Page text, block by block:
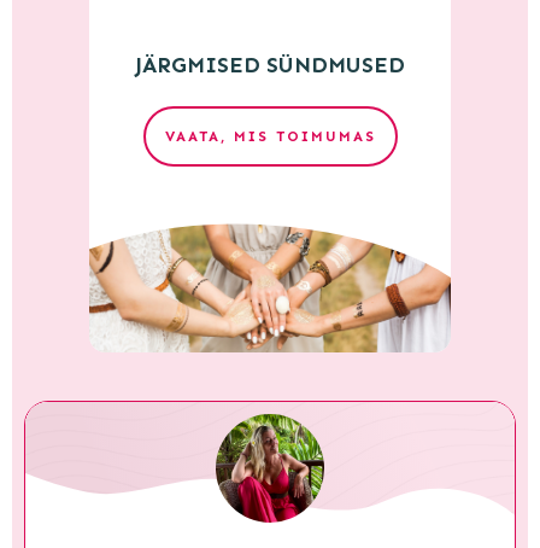
JÄRGMISED SÜNDMUSED
VAATA, MIS TOIMUMAS